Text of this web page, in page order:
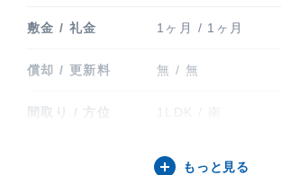
敷金 / 礼金 1ヶ月 / 1ヶ月
償却 / 更新料 無 / 無
間取り / 方位 1LDK / 南
40.95㎡ (12.38坪)
もっと見る